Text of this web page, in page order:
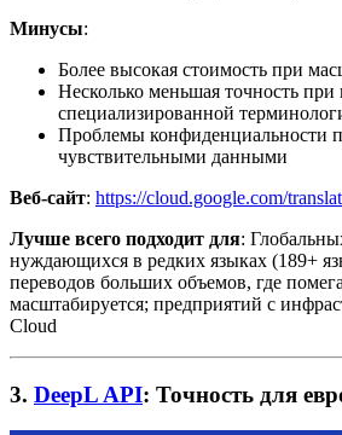
Минусы:
Более высокая стоимость при
Несколько меньшая точность при
специализированной
Проблемы конфиденциальности
чувствительными данными
Веб-сайт: https://cloud.google.com/
Лучше всего подходит для:
нуждающихся в редких языках (189+
переводов больших объемов, где
масштабируется; предприятий с
Cloud
3. DeepL API: Точность для